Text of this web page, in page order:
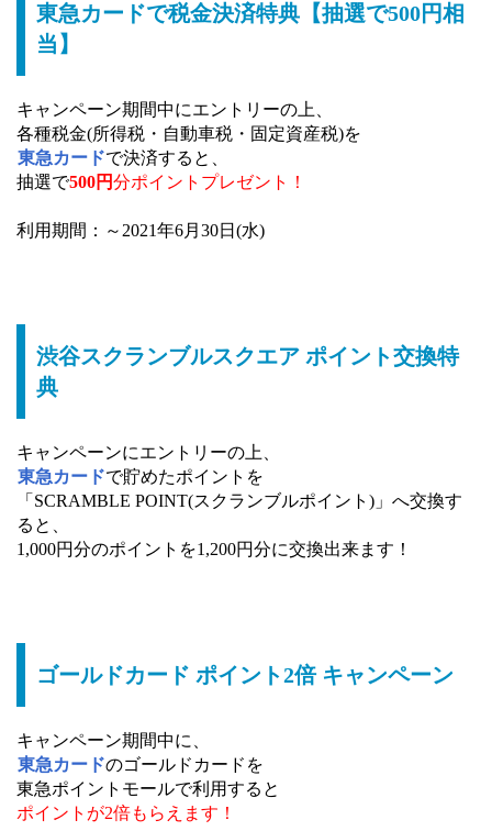
東急カードで税金決済特典【抽選で500円相
当】
キャンペーン期間中にエントリーの上、
各種税金(所得税・自動車税・固定資産税)を
東急カードで決済すると、
抽選で500円分ポイントプレゼント！
利用期間：～2021年6月30日(水)
渋谷スクランブルスクエア ポイント交換特
典
キャンペーンにエントリーの上、
東急カードで貯めたポイントを
「SCRAMBLE POINT(スクランブルポイント)」へ交換す
ると、
1,000円分のポイントを1,200円分に交換出来ます！
ゴールドカード ポイント2倍 キャンペーン
キャンペーン期間中に、
東急カードのゴールドカードを
東急ポイントモールで利用すると
ポイントが2倍もらえます！